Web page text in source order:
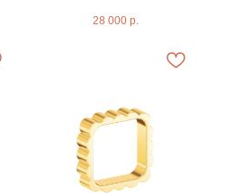
28 000 р.